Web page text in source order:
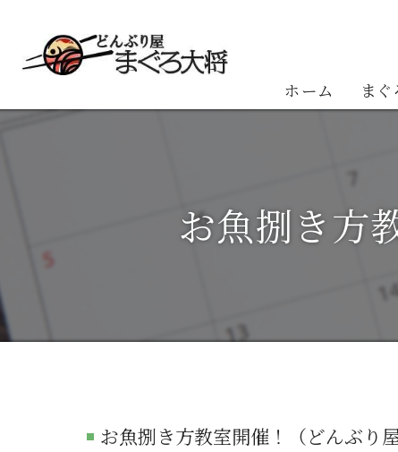
ホーム ま
お魚捌き方
お魚捌き方教室開催！（どんぶり